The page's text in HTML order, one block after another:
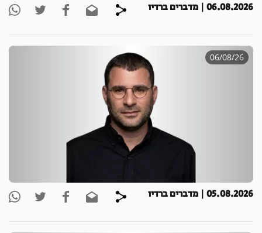
06.08.2026 | מדברים ברדיו
06/08/26
05.08.2026 | מדברים ברדיו